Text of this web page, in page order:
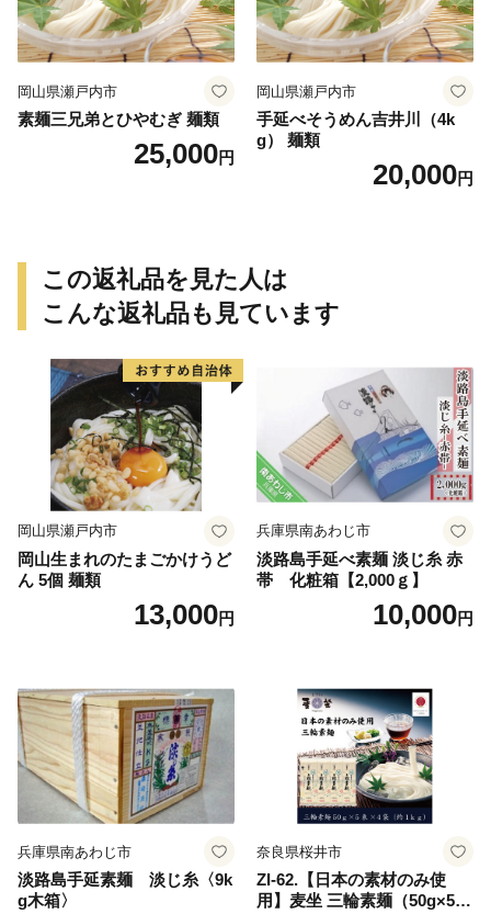
岡山県瀬戸内市
素麺三兄弟とひやむぎ 麺類
25,000円
岡山県瀬戸内市
手延べそうめん吉井川（4k
g） 麺類
20,000円
この返礼品を見た人は
こんな返礼品も見ています
岡山県瀬戸内市
岡山生まれのたまごかけうど
ん 5個 麺類
13,000円
兵庫県南あわじ市
淡路島手延べ素麺 淡じ糸 赤
帯 化粧箱【2,000ｇ】
10,000円
兵庫県南あわじ市
淡路島手延素麺 淡じ糸〈9k
g木箱〉
奈良県桜井市
ZI-62.【日本の素材のみ使
用】麦坐 三輪素麺（50g×5束